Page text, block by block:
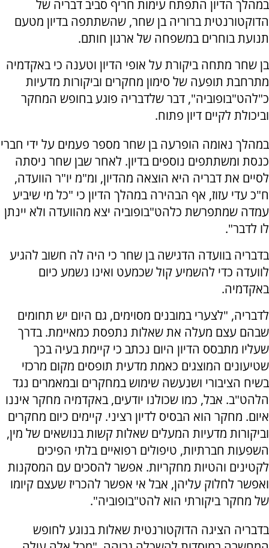
במהלך הדיון התפתח עימות חריף סביב דבריה של
הדוקטורנטית ברוריה בן שחר, שהשתתפה בדיון מטעם
תנועת בוחרים במשפחה של ארגון חותם.
בן שחר מתחה ביקורת על אופי הדיון וטענה כי באקדמיה
מתרחבת תופעה של סימון מחקרים וביקורות מדעיות
כ"להט"בופוביה", דבר שלדבריה פוגע בחופש המחקר
וביכולת לקיים דיון פתוח.
במהלך נאומה הופרעה בן שחר מספר פעמים על ידי חברי
כנסת ומשתתפים נוספים בדיון. לאחר שבן שחר ניסתה
לסיים את דבריה היא הוצאה מהדיון, ומ"מ יו"ר הוועדה,
ח"כ עדי עזוז, אף הבהירה במהלך הדיון כי "כל מי שיביע
עמדה שמתפרשת כלהט"בופוביה יצא מהוועדה ולא יינתן
לו לדבר".
בדבריה בוועדה הדגישה בן שחר כי היה לה חשוב להגיע
לוועדה כדי להשמיע קול שכמעט ואינו נשמע כיום
באקדמיה.
לדבריה, "לצערי במובנים מסוימים, גם היום יש תחומים
שבהם עצם מעלה את שאלות נתפסת כמאיימת. בדרך
שעליו מתבסס הדיון היום נכתב כי קיימת בעיה בכך
שטיעונים המוצגים כאמת מדעית תופסים מקום מרכזי
בשיח הציבורי ושנעשה שימוש במחקרים ובמאמרים נגד
הלהט"ב. אבל, כמו שכולנו יודעים, באקדמיה מחקר איננו
איום. מחקר הוא הבסיס לדיון רציני. קיימים כיום מחקרים
וביקורות מדעיות המעלים שאלות קשות בנושאים של מין,
השפעות חברתיות, טיפולים רפואיים בלתי הפיכים
לקטינים והטיות מחקריות. אפשר להסכים עם המסקנות
ואפשר לחלוק עליהן, אבל אי אפשר להכריז שעצם קיומו
של מחקר ביקורתי הוא להט"בופוביה".
בדבריה הציגה הדוקטורנטית שאלות בנוגע לחופש